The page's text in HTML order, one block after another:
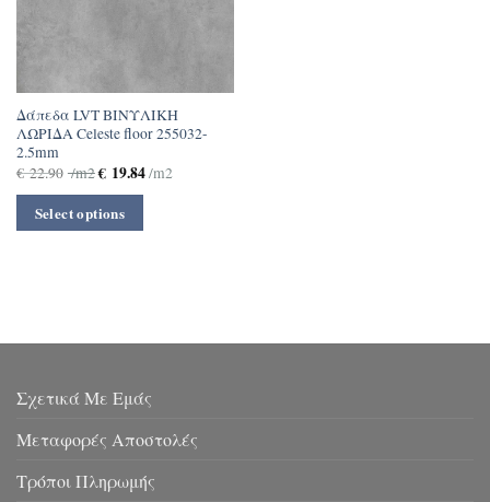
Δάπεδα LVT ΒΙΝΥΛΙΚΗ
ΛΩΡΙΔΑ Celeste floor 255032-
2.5mm
€22.90 /m2€19.84/m2
Select options
Σχετικά Με Εμάς
Μεταφορές Αποστολές
Τρόποι Πληρωμής